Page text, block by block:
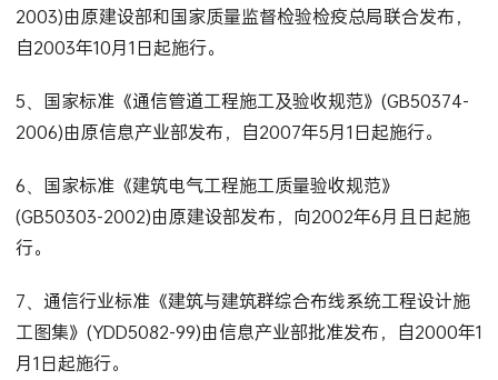
2003)由原建设部和国家质量监督检验检疫总局联合发布，
自2003年10月1日起施行。
5、国家标准《通信管道工程施工及验收规范》(GB50374-
2006)由原信息产业部发布，自2007年5月1日起施行。
6、国家标准《建筑电气工程施工质量验收规范》
(GB50303-2002)由原建设部发布，向2002年6月且日起施
行。
7、通信行业标准《建筑与建筑群综合布线系统工程设计施
工图集》(YDD5082-99)由信息产业部批准发布，自2000年1
月1日起施行。